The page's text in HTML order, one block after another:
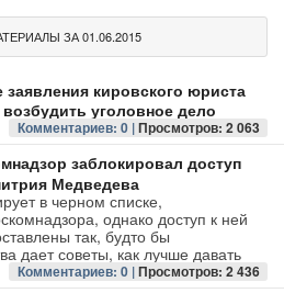
ЗА 01.06.2015
заявления кировского юриста
уголовное дело
Комментариев: 0 |Просмотров: 2 063
заблокировал доступ
Медведева
в черном списке,
однако доступ к ней
так, будто бы
дает советы, как лучше давать
Комментариев: 0 |Просмотров: 2 436